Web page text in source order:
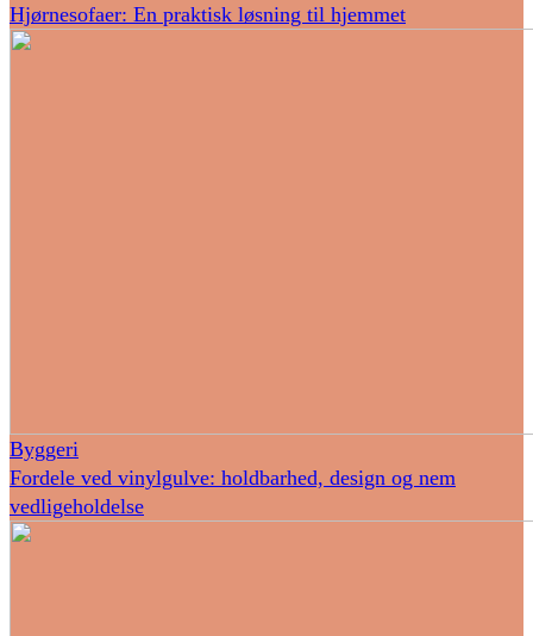
Hjørnesofaer: En praktisk løsning til hjemmet
Byggeri
Fordele ved vinylgulve: holdbarhed, design og nem
vedligeholdelse